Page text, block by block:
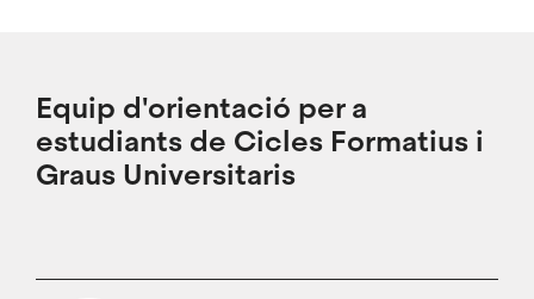
Equip d'orientació per a
estudiants de Cicles Formatius i
Graus Universitaris